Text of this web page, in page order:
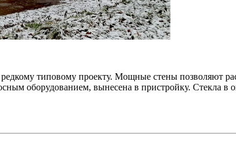
типовому проекту. Мощные стены позволяют
оборудованием, вынесена в пристройку. Стекла в